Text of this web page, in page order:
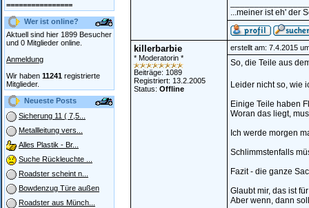
================
Wer ist online?
Aktuell sind hier 1899 Besucher
und 0 Mitglieder online.
Anmeldung
Wir haben 11241 registrierte
Mitglieder.
Neueste Posts
Sicherung 11 ( 7,5...
Metallleitung vers...
Alles Plastik - Br...
Suche Rückleuchte ...
Roadster scheint n...
Bowdenzug Türe außen
Roadster aus Münch...
...meiner ist eh' der
killerbarbie
* Moderatorin *
Beiträge: 1089
Registriert: 13.2.2005
Status: Offline
erstellt am: 7.4.2015
So, die Teile aus
Leider nicht so, wie
Einige Teile haben
Woran das liegt,
Ich werde morgen
Schlimmstenfalls
Fazit - die ganze
Glaubt mir, das ist
Aber wenn, dann